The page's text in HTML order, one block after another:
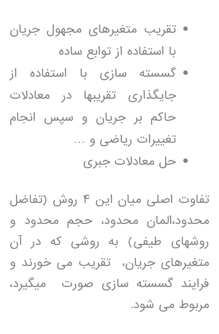
تقريب متغيرھای مجھول جريان
با استفاده از توابع ساده
گسسته سازی با استفاده از
جايگذاری تقريبھا در معادلات
حاکم بر جريان و سپس انجام
تغييرات رياضی و …
حل معادلات جبری
تفاوت اصلی ميان اين ۴ روش (تفاضل
محدود،المان محدود، حجم محدود و
روشھای طيفی) به روشی که در آن
متغيرھای جريان، تقريب می خورند و
فرايند گسسته سازی صورت میگيرد،
مربوط می شود.